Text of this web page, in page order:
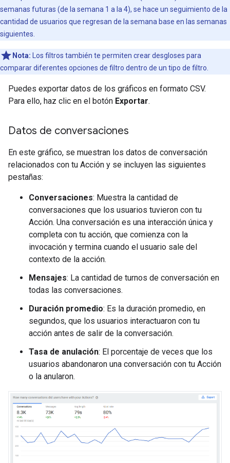
semanas futuras (de la semana 1 a la 4), se hace un seguimiento de la
cantidad de usuarios que regresan de la semana base en las semanas
siguientes.
Nota: Los filtros también te permiten crear desgloses para
comparar diferentes opciones de filtro dentro de un tipo de filtro.
Puedes exportar datos de los gráficos en formato CSV.
Para ello, haz clic en el botón Exportar.
Datos de conversaciones
En este gráfico, se muestran los datos de conversación
relacionados con tu Acción y se incluyen las siguientes
pestañas:
Conversaciones: Muestra la cantidad de
conversaciones que los usuarios tuvieron con tu
Acción. Una conversación es una interacción única y
completa con tu acción, que comienza con la
invocación y termina cuando el usuario sale del
contexto de la acción.
Mensajes: La cantidad de turnos de conversación en
todas las conversaciones.
Duración promedio: Es la duración promedio, en
segundos, que los usuarios interactuaron con tu
acción antes de salir de la conversación.
Tasa de anulación: El porcentaje de veces que los
usuarios abandonaron una conversación con tu Acción
o la anularon.